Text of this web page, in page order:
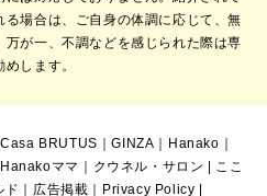
場合は、ご自身の体調に応じて、無
が一、不調などを感じられた際は専
します。
Casa BRUTUS ｜GINZA Hanako
Hanakoママ クウネル・サロン
ここ
ド 広告掲載 Privacy Policy